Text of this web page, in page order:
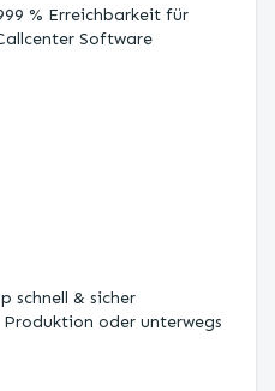
% Erreichbarkeit für
Software
schnell & sicher
oder unterwegs